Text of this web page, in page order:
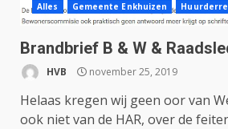
Alles Gemeente Enkhuizen
Brandbrief B & W &
HVB november 25, 2019
Helaas kregen wij geen oor van
ook niet van de HAR, over de